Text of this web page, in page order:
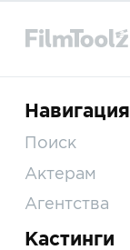
Навигация
Поиск
Актерам
Агентства
Кастинги